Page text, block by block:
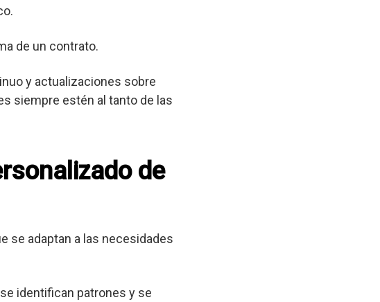
de un contrato.
y actualizaciones sobre
siempre estén al tanto de las
de
se adaptan a las necesidades
identifican patrones y se